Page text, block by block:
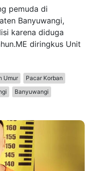
pemuda di
Banyuwangi,
karena diduga
diringkus Unit
Umur
Pacar Korban
Banyuwangi